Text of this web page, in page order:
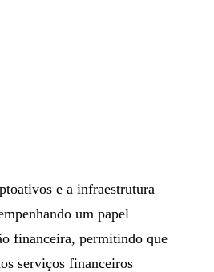
e a infraestrutura
um papel
financeira, permitindo que
serviços financeiros